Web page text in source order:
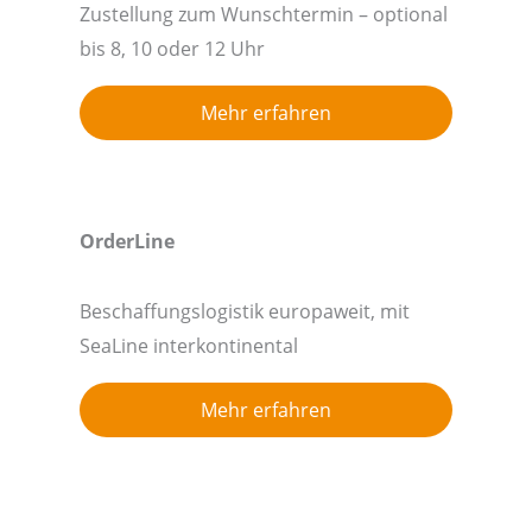
Zustellung zum Wunschtermin – optional
bis 8, 10 oder 12 Uhr
Mehr erfahren
OrderLine
Beschaffungslogistik europaweit, mit
SeaLine interkontinental
Mehr erfahren